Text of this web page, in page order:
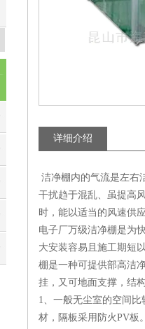
详细介绍
洁净棚内的气流是左右
干扰趋于混乱、虽提高
时，能以适当的风速供
电子厂万级洁净棚是为
大安装容易且施工期短
棚是一种可提供部高洁
挂，又可地面支撑，结
1、一般无尘室的空间
材，隔板采用防火PV板